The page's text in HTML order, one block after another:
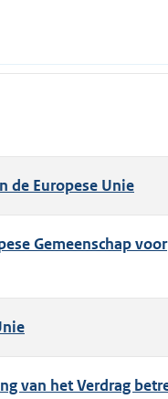
de Europese Unie
Gemeenschap voor
van het Verdrag